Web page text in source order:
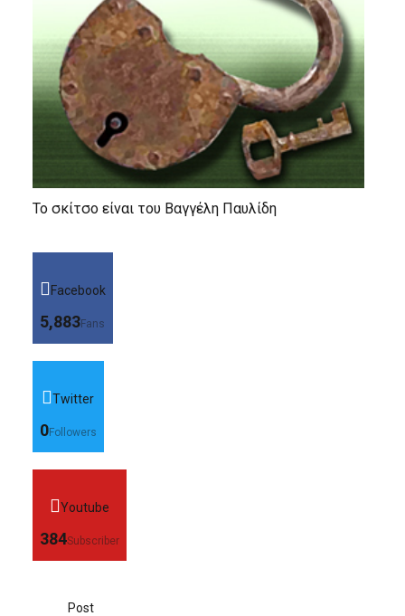
Το σκίτσο είναι του Βαγγέλη Παυλίδη
Facebook
5,883Fans
Twitter
0Followers
Youtube
384Subscriber
Post